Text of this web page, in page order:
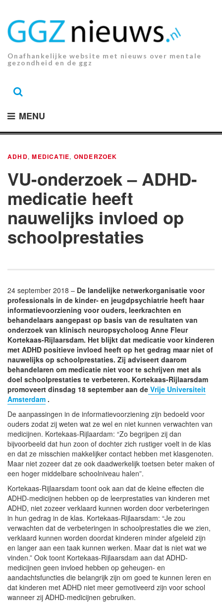
inhoud.
Onafhankelijke website met nieuws over mentale
gezondheid en de ggz
MENU
ADHD,MEDICATIE, ONDERZOEK
VU-onderzoek – ADHD-
medicatie heeft
nauwelijks invloed op
schoolprestaties
24 september 2018 – De landelijke netwerkorganisatie voor
professionals in de kinder- en jeugdpsychiatrie heeft haar
informatievoorziening voor ouders, leerkrachten en
behandelaars aangepast op basis van de resultaten van
onderzoek van klinisch neuropsycholoog Anne Fleur
Kortekaas-Rijlaarsdam. Het blijkt dat medicatie voor kinderen
met ADHD positieve invloed heeft op het gedrag maar niet of
nauwelijks op schoolprestaties. Zij adviseert daarom
behandelaren om medicatie niet voor te schrijven met als
doel schoolprestaties te verbeteren. Kortekaas-Rijlaarsdam
promoveert dinsdag 18 september aan de Vrije Universiteit
Amsterdam .
De aanpassingen in de informatievoorziening zijn bedoeld voor
ouders zodat zij weten wat ze wel en niet kunnen verwachten van
medicijnen. Kortekaas-Rijlaardam: “Zo begrijpen zij dan
bijvoorbeeld dat hun zoon of dochter zich rustiger voelt in de klas
en dat ze misschien makkelijker contact hebben met klasgenoten.
Maar niet zozeer dat ze ook daadwerkelijk toetsen beter maken of
een hoger middelbare schoolniveau halen”.
Kortekaas-Rijlaarsdam toont ook aan dat de kleine effecten die
ADHD-medicijnen hebben op de leerprestaties van kinderen met
ADHD, niet zozeer verklaard kunnen worden door verbeteringen
in hun gedrag in de klas. Kortekaas-Rijlaarsdam: “Je zou
verwachten dat de verbeteringen in schoolprestaties die we zien,
verklaard kunnen worden doordat kinderen minder afgeleid zijn
en langer aan een taak kunnen werken. Maar dat is niet wat we
vinden.” Ook toont Kortekaas-Rijlaarsdam aan dat ADHD-
medicijnen geen invloed hebben op geheugen- en
aandachtsfuncties die belangrijk zijn om goed te kunnen leren en
dat kinderen met ADHD niet meer gemotiveerd zijn voor school
wanneer zij ADHD-medicijnen gebruiken.